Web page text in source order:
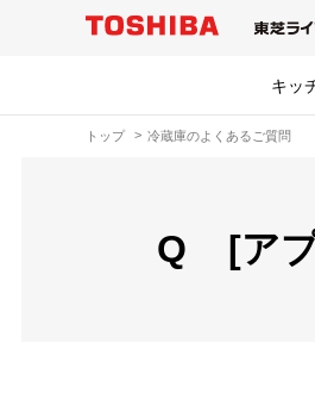
キッ
トップ 冷蔵庫のよくあるご質問
Q [ア